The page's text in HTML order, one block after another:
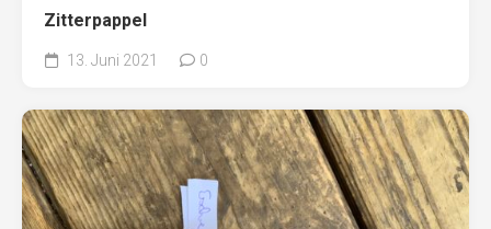
Zitterpappel
13. Juni 2021 0